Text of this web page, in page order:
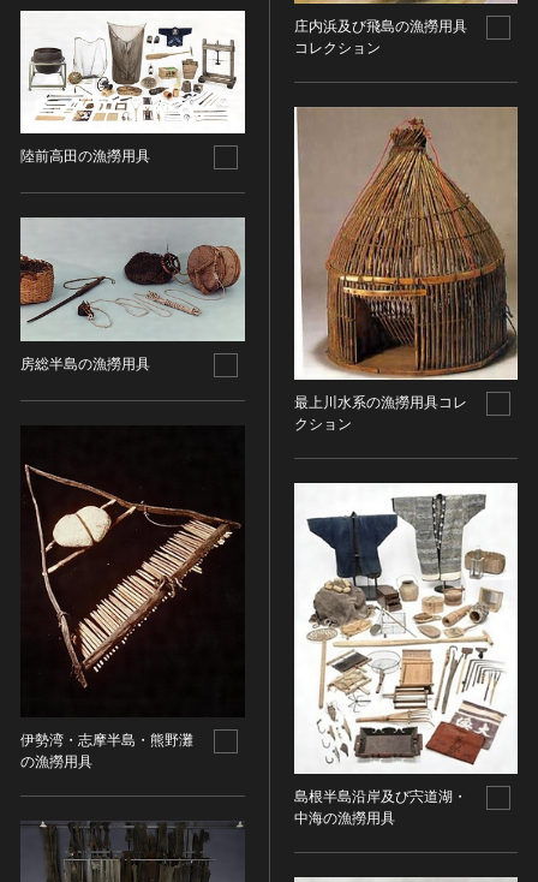
陸前高田の漁撈用具
房総半島の漁撈用具
伊勢湾・志摩半島・熊野灘
の漁撈用具
庄内浜及び飛島の漁撈用具
コレクション
最上川水系の漁撈用具コレ
クション
島根半島沿岸及び宍道湖・
中海の漁撈用具
宋 [中国]
元 [中国]
明 [中国]
清 [中国]
木簡・木製品類
骨角・牙・貝製品類
その他
歴史資料／書跡・典籍／古文書
文書・書籍
伝統芸能
能楽
歌舞伎
音楽
金工
漆芸
染織
陶芸
その他
生活文化
食文化
その他
有形民俗文化財
無形民俗文化財
文化財保存技術
地方指定文化財
COPYRIGHT NOT EVALUATED（著作権未評価）
COPYRIGHT UNDETERMINED（著作権未決定）
NO KNOWN COPYRIGHT（知る限り著作権なし）
COPYRIGHT UNDETERMINED - JP ORPHAN
WORK（著作権未決定-裁定制度利用著作物）